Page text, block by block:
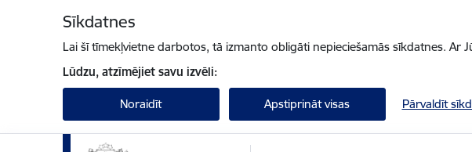
Sīkdatnes
Lai šī tīmekļvietne darbotos, tā izmanto obligāti nepieciešamās sīkdatnes.
Lūdzu, atzīmējiet savu izvēli:
Noraidīt Apstiprināt visas Pārvaldīt